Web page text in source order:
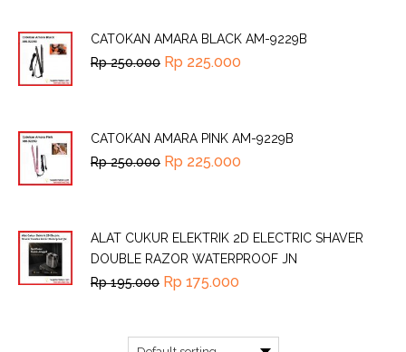
CATOKAN AMARA BLACK AM-9229B
Rp250.000 Rp 225.000
CATOKAN AMARA PINK AM-9229B
Rp250.000 Rp 225.000
ALAT CUKUR ELEKTRIK 2D ELECTRIC SHAVER
DOUBLE RAZOR WATERPROOF JN
Rp195.000 Rp 175.000